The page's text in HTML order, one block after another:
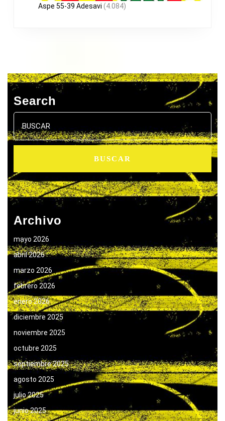
Aspe 55-39 Adesavi (4.084)
Search
Buscar:
Archivo
mayo 2026
abril 2026
marzo 2026
febrero 2026
enero 2026
diciembre 2025
noviembre 2025
octubre 2025
septiembre 2025
agosto 2025
julio 2025
junio 2025